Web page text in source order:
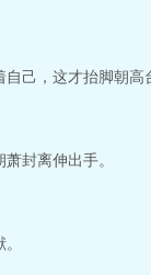
己，这才抬脚朝高
封离伸出手。